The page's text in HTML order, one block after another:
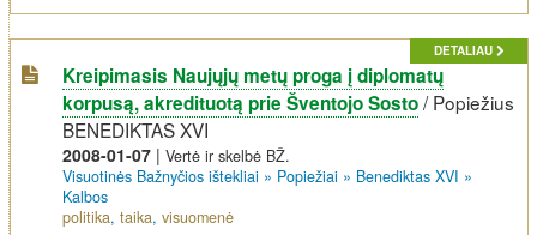
DETALIAU
Kreipimasis Naujųjų metų proga į diplomatų
korpusą, akredituotą prie Šventojo Sosto/Popiežius
BENEDIKTAS XVI
2008-01-07 |Vertė ir skelbė BŽ.
Visuotinės Bažnyčios ištekliai » Popiežiai » Benediktas XVI »
Kalbos
politika,taika,visuomenė